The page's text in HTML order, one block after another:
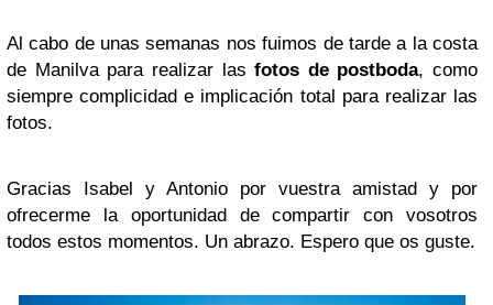
Al cabo de unas semanas nos fuimos de tarde a la costa
de Manilva para realizar lasfotos de postboda, como
siempre complicidad e implicación total para realizar las
fotos.
Gracias Isabel y Antonio por vuestra amistad y por
ofrecerme la oportunidad de compartir con vosotros
todos estos momentos. Un abrazo. Espero que os guste.